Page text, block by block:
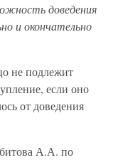
доведения
и окончательно
не подлежит
если оно
от доведения
А.А. по